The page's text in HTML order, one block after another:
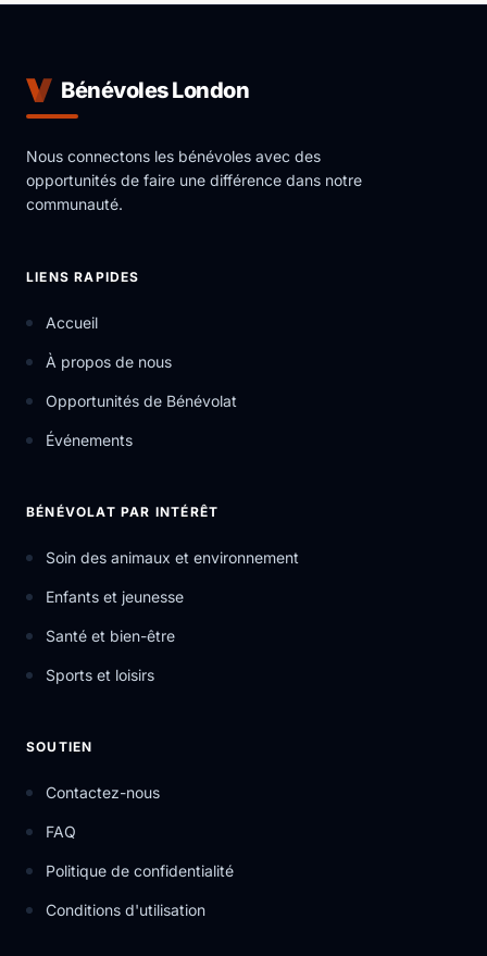
Bénévoles London
Nous connectons les bénévoles avec des
opportunités de faire une différence dans notre
communauté.
LIENS RAPIDES
Accueil
À propos de nous
Opportunités de Bénévolat
Événements
BÉNÉVOLAT PAR INTÉRÊT
Soin des animaux et environnement
Enfants et jeunesse
Santé et bien-être
Sports et loisirs
SOUTIEN
Contactez-nous
FAQ
Politique de confidentialité
Conditions d'utilisation